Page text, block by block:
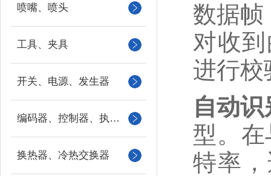
喷嘴、喷头
工具、夹具
开关、电源、发生器
编码器、控制器、执行器
换热器、冷热交换器
数据帧
对收
进行校
自动
型。
特率